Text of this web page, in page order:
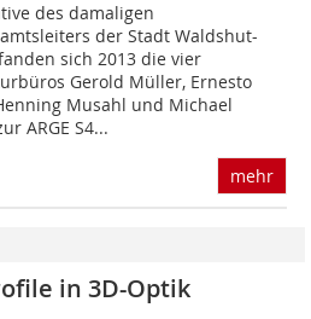
des damaligen
der Stadt Waldshut-
sich 2013 die vier
Gerold Müller, Ernesto
Musahl und Michael
ARGE S4...
mehr
in 3D-Optik